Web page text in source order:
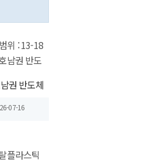
위 : 13-18
권 반도체
07-16